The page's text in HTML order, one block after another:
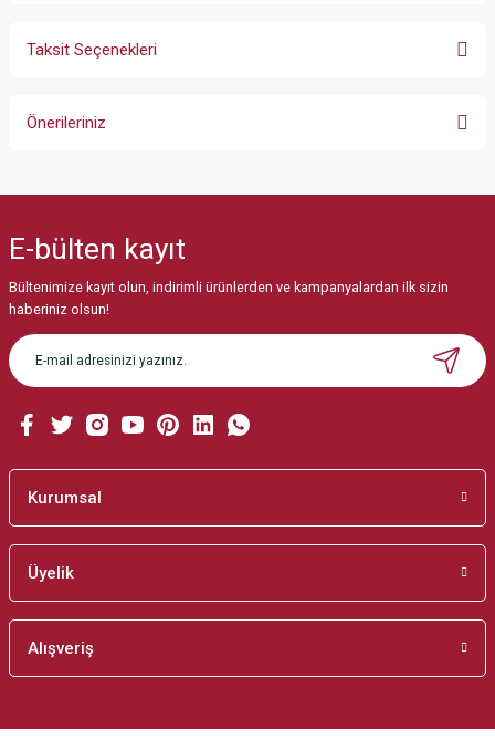
Taksit Seçenekleri
Önerileriniz
Görüş ve önerileriniz için teşekkür ederiz.
Ürün resmi kalitesiz, bozuk veya görüntülenemiyor.
Ürün açıklamasında eksik bilgiler bulunuyor.
Ürün bilgilerinde hatalar bulunuyor.
Bu ürüne benzer farklı alternatifler olmalı.
E-bülten kayıt
Bültenimize kayıt olun, indirimli ürünlerden ve kampanyalardan ilk sizin
haberiniz olsun!
Kurumsal
Üyelik
Alışveriş